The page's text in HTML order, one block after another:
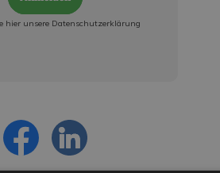
hier unsere Datenschutzerklärung